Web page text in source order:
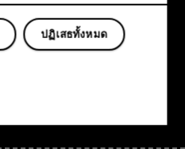
ปฏิเสธทั้งหมด